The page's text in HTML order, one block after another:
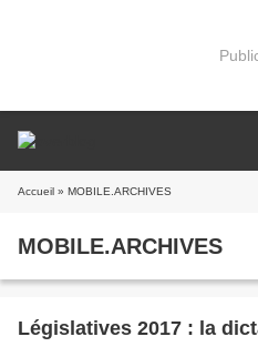
Accueil » MOBILE.ARCHIVES
MOBILE.ARCHIVES
Législatives 2017 : la